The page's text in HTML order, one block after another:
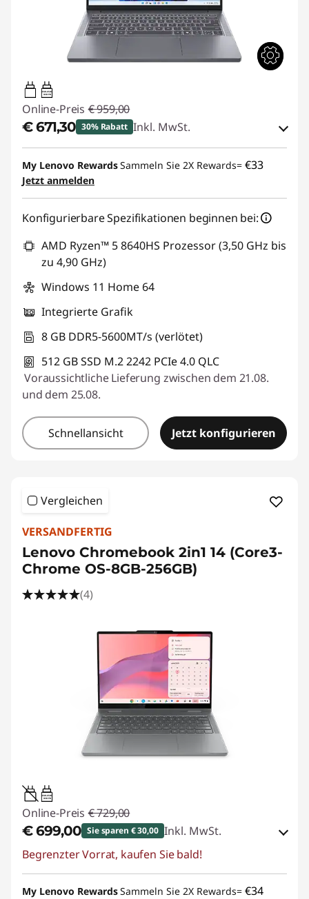
45W-65W
USB PD
Online-Preis € 959,00
€ 671,30 30% Rabatt Inkl. MwSt.
eCoupon-Rabatt :-€ 287,70
eCoupon :BACKTOSCHOOL
Der eCoupon ist auf Einheiten mit 3 begrenzt.
My Lenovo RewardsSammeln Sie 2X Rewards= €33
Jetzt anmelden
Konfigurierbare Spezifikationen beginnen bei:
AMD Ryzen™ 5 8640HS Prozessor (3,50 GHz bis
zu 4,90 GHz)
Windows 11 Home 64
Integrierte Grafik
8 GB DDR5-5600MT/s (verlötet)
512 GB SSD M.2 2242 PCIe 4.0 QLC
Voraussichtliche Lieferung zwischen dem 21.08.
und dem 25.08.
Schnellansicht Jetzt konfigurieren
Vergleichen
VERSANDFERTIG
Lenovo Chromebook 2in1 14 (Core3-
Chrome OS-8GB-256GB)
(4)
45W-65W
USB PD
Online-Preis € 729,00
€ 699,00 Sie sparen € 30,00 Inkl. MwSt.
eCoupon-Rabatt :-€ 30,00
eCoupon :BACKTOSCHOOL
Begrenzter Vorrat, kaufen Sie bald!
My Lenovo RewardsSammeln Sie 2X Rewards= €34